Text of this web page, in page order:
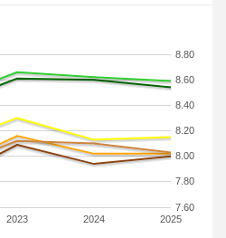
2023 2024 2025
7.60
7.80
8.00
8.20
8.40
8.60
8.80